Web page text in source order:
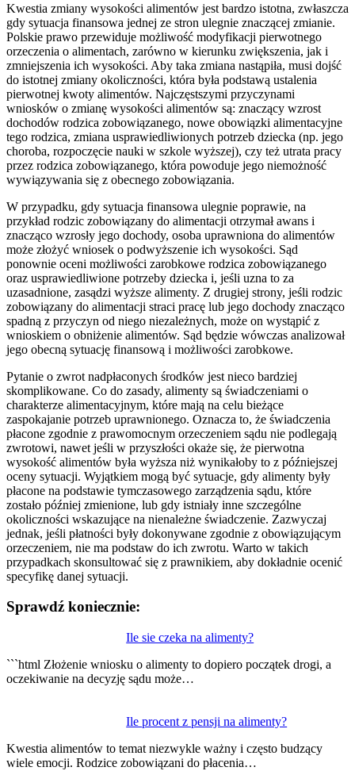
Kwestia zmiany wysokości alimentów jest bardzo istotna, zwłaszcza
gdy sytuacja finansowa jednej ze stron ulegnie znaczącej zmianie.
Polskie prawo przewiduje możliwość modyfikacji pierwotnego
orzeczenia o alimentach, zarówno w kierunku zwiększenia, jak i
zmniejszenia ich wysokości. Aby taka zmiana nastąpiła, musi dojść
do istotnej zmiany okoliczności, która była podstawą ustalenia
pierwotnej kwoty alimentów. Najczęstszymi przyczynami
wniosków o zmianę wysokości alimentów są: znaczący wzrost
dochodów rodzica zobowiązanego, nowe obowiązki alimentacyjne
tego rodzica, zmiana usprawiedliwionych potrzeb dziecka (np. jego
choroba, rozpoczęcie nauki w szkole wyższej), czy też utrata pracy
przez rodzica zobowiązanego, która powoduje jego niemożność
wywiązywania się z obecnego zobowiązania.
W przypadku, gdy sytuacja finansowa ulegnie poprawie, na
przykład rodzic zobowiązany do alimentacji otrzymał awans i
znacząco wzrosły jego dochody, osoba uprawniona do alimentów
może złożyć wniosek o podwyższenie ich wysokości. Sąd
ponownie oceni możliwości zarobkowe rodzica zobowiązanego
oraz usprawiedliwione potrzeby dziecka i, jeśli uzna to za
uzasadnione, zasądzi wyższe alimenty. Z drugiej strony, jeśli rodzic
zobowiązany do alimentacji straci pracę lub jego dochody znacząco
spadną z przyczyn od niego niezależnych, może on wystąpić z
wnioskiem o obniżenie alimentów. Sąd będzie wówczas analizował
jego obecną sytuację finansową i możliwości zarobkowe.
Pytanie o zwrot nadpłaconych środków jest nieco bardziej
skomplikowane. Co do zasady, alimenty są świadczeniami o
charakterze alimentacyjnym, które mają na celu bieżące
zaspokajanie potrzeb uprawnionego. Oznacza to, że świadczenia
płacone zgodnie z prawomocnym orzeczeniem sądu nie podlegają
zwrotowi, nawet jeśli w przyszłości okaże się, że pierwotna
wysokość alimentów była wyższa niż wynikałoby to z późniejszej
oceny sytuacji. Wyjątkiem mogą być sytuacje, gdy alimenty były
płacone na podstawie tymczasowego zarządzenia sądu, które
zostało później zmienione, lub gdy istniały inne szczególne
okoliczności wskazujące na nienależne świadczenie. Zazwyczaj
jednak, jeśli płatności były dokonywane zgodnie z obowiązującym
orzeczeniem, nie ma podstaw do ich zwrotu. Warto w takich
przypadkach skonsultować się z prawnikiem, aby dokładnie ocenić
specyfikę danej sytuacji.
Sprawdź koniecznie:
Ile sie czeka na alimenty?
```html Złożenie wniosku o alimenty to dopiero początek drogi, a
oczekiwanie na decyzję sądu może…
Ile procent z pensji na alimenty?
Kwestia alimentów to temat niezwykle ważny i często budzący
wiele emocji. Rodzice zobowiązani do płacenia…
wpisu